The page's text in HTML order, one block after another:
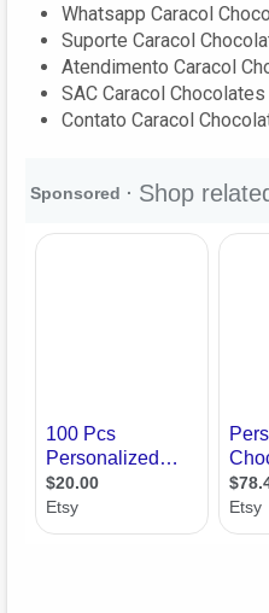
Whatsapp Caracol
Suporte Caracol
Atendimento Caracol
SAC Caracol
Contato Caracol